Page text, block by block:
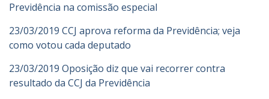
Previdência na comissão especial
23/03/2019 CCJ aprova reforma da Previdência; veja
como votou cada deputado
23/03/2019 Oposição diz que vai recorrer contra
resultado da CCJ da Previdência